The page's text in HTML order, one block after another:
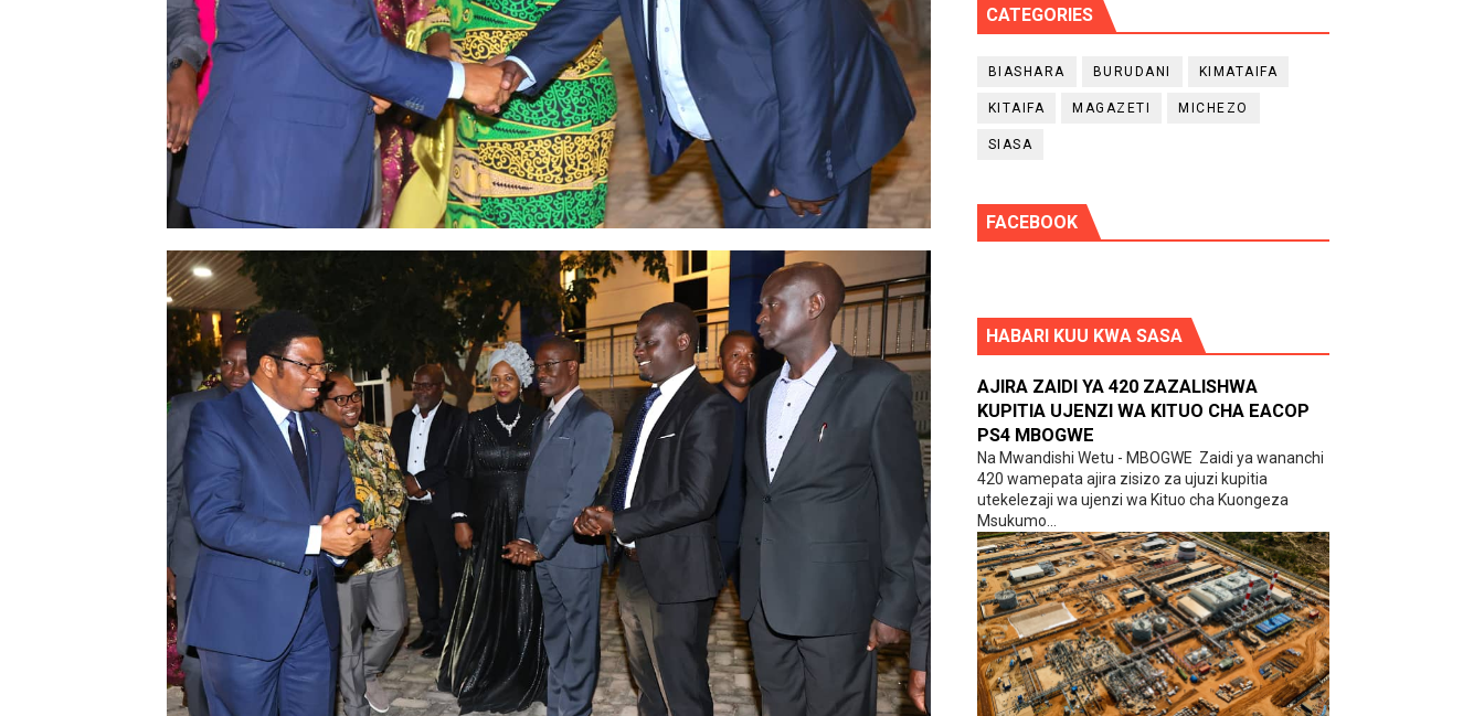
CATEGORIES
BIASHARA BURUDANI KIMATAIFA
KITAIFA MAGAZETI MICHEZO
SIASA
FACEBOOK
HABARI KUU KWA SASA
AJIRA ZAIDI YA 420 ZAZALISHWA
KUPITIA UJENZI WA KITUO CHA EACOP
PS4 MBOGWE
Na Mwandishi Wetu - MBOGWE Zaidi ya wananchi
420 wamepata ajira zisizo za ujuzi kupitia
utekelezaji wa ujenzi wa Kituo cha Kuongeza
Msukumo...